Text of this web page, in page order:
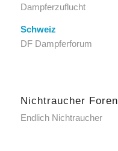
Dampferzuflucht
Schweiz
DF Dampferforum
Nichtraucher Foren
Endlich Nichtraucher